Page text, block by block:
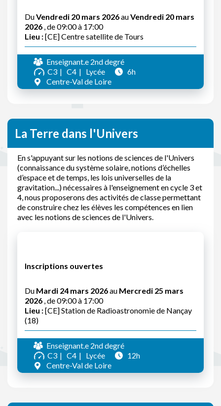
DuVendredi 20 mars 2026auVendredi 20 mars
2026 , de 09:00 à 17:00
Lieu :[CE] Centre satellite de Tours
Enseignant.e 2nd degré
C3
C4 Lycée
6h
Centre-Val de Loire
La Terre dans l'Univers
En s'appuyant sur les notions de sciences de l'Univers
(connaissance du système solaire, notions d’échelles
d’espace et de temps, les lois universelles de la
gravitation...) nécessaires à l'enseignement en cycle 3 et
4, nous proposerons des activités de classe permettant
de construire chez les élèves les compétences en lien
avec les notions de sciences de l'Univers.
Inscriptions ouvertes
Du Mardi 24 mars 2026au Mercredi 25 mars
2026 , de 09:00 à 17:00
Lieu :[CE] Station de Radioastronomie de Nançay
(18)
Enseignant.e 2nd degré
C3
C4 Lycée
12h
Centre-Val de Loire